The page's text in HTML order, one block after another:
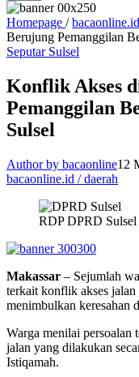
Homepage /
Berujung Pemanggilan
Seputar Sulsel
Konflik Akses
Pemanggilan
Sulsel
Author by bacaonline12
bacaonline.id / daerah
RDP DPRD
Makassar – Sejumlah
terkait konflik akses jalan
menimbulkan keresahan
Warga menilai persoalan
jalan yang dilakukan
Istiqamah.